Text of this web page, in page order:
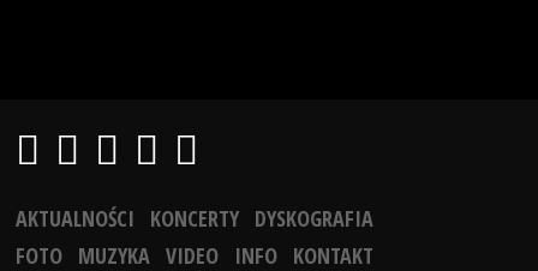
AKTUALNOŚCI KONCERTY DYSKOGRAFIA
FOTO MUZYKA VIDEO INFO KONTAKT